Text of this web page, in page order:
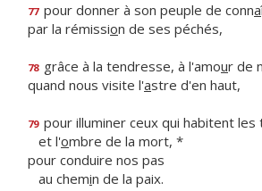
77 pour donner à son peuple de conna
par la rémission de ses péchés,
78 grâce à la tendresse, à l'amour de
quand nous visite l'astre d'en haut,
79 pour illuminer ceux qui habitent les
et l'ombre de la mort, *
pour conduire nos pas
au chemin de la paix.